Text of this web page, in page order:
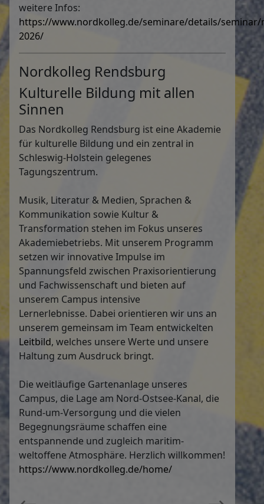
weitere Infos:
https://www.nordkolleg.de/seminare/details/seminar/
2026/
Nordkolleg Rendsburg
Kulturelle Bildung mit allen
Sinnen
Das Nordkolleg Rendsburg ist eine Akademie
für kulturelle Bildung und ein zentral in
Schleswig-Holstein gelegenes
Tagungszentrum.
Musik, Literatur & Medien, Sprachen &
Kommunikation sowie Kultur &
Transformation stehen im Fokus unseres
Akademiebetriebs. Mit unserem Programm
setzen wir innovative Impulse im
Spannungsfeld zwischen Praxisorientierung
und Fachwissenschaft und bieten auf
unserem Campus intensive
Lernerlebnisse. Dabei orientieren wir uns an
unserem gemeinsam im Team entwickelten
Leitbild, welches unsere Werte und unsere
Haltung zum Ausdruck bringt.
Die weitläufige Gartenanlage unseres
Campus, die Lage am Nord-Ostsee-Kanal, die
Rund-um-Versorgung und die vielen
Begegnungsräume schaffen eine
entspannende und zugleich maritim-
weltoffene Atmosphäre. Herzlich willkommen!
https://www.nordkolleg.de/home/